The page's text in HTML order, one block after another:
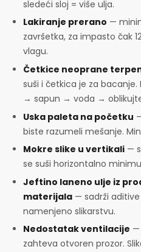
sledeći sloj = više ulja.
Lakiranje prerano —
završetka, za impasto čak
vlagu.
Četkice neoprane
suši i četkica je za
→ sapun → voda →
Uska paleta na početku
biste razumeli mešanje.
Mokre slike u vertikali —
se suši horizontalno
Jeftino laneno ulje iz
materijala — sadrži
namenjeno slikarstvu.
Nedostatak ventilacije —
zahteva otvoren prozor.